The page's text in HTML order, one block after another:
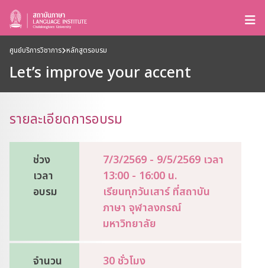
ศูนย์บริการวิชาการ หลักสูตรอบรม
Let’s improve your accent
รายละเอียดการอบรม
ช่วง
เวลา
อบรม
7/3/2569 - 9/5/2569 เวลา
13:00 - 16:00 น.
เรียนทุกวันเสาร์ ที่สถาบัน
ภาษา จุฬาลงกรณ์
มหาวิทยาลัย
จำนวน
30 ชั่วโมง